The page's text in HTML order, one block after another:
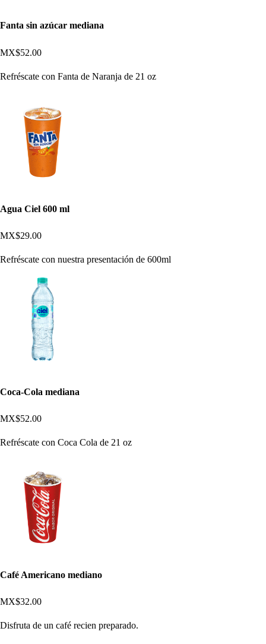
Fanta sin azúcar mediana
MX$52.00
Refréscate con Fanta de Naranja de 21 oz
Agua Ciel 600 ml
MX$29.00
Refréscate con nuestra presentación de 600ml
Coca-Cola mediana
MX$52.00
Refréscate con Coca Cola de 21 oz
Café Americano mediano
MX$32.00
Disfruta de un café recien preparado.